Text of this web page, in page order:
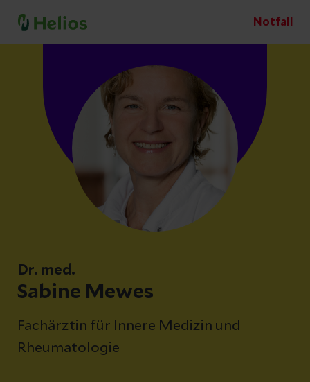
Notfall
Dr. med.
Sabine Mewes
Fachärztin für Innere Medizin und
Rheumatologie